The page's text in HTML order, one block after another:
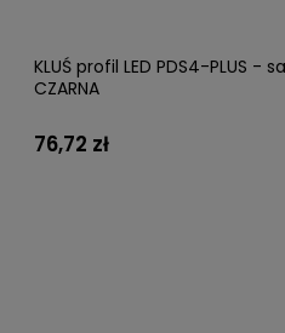
KLUŚ profil LED PDS4-PLUS -
CZARNA
76,72 zł